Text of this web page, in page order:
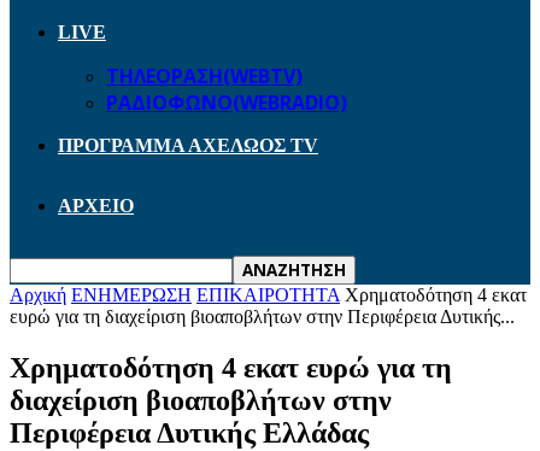
LIVE
ΤΗΛΕΟΡΑΣΗ(WEBTV)
ΡΑΔΙΟΦΩΝΟ(WEBRADIO)
ΠΡΟΓΡΑΜΜΑ ΑΧΕΛΩΟΣ TV
ΑΡΧΕΙΟ
Αρχική ΕΝΗΜΕΡΩΣΗ ΕΠΙΚΑΙΡΟΤΗΤΑ Χρηματοδότηση 4 εκατ
ευρώ για τη διαχείριση βιοαποβλήτων στην Περιφέρεια Δυτικής...
Χρηματοδότηση 4 εκατ ευρώ για τη
διαχείριση βιοαποβλήτων στην
Περιφέρεια Δυτικής Ελλάδας